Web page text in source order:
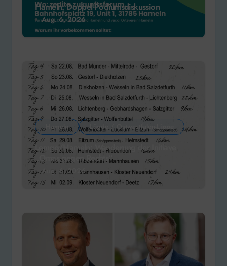
Hameln: Doppel-Podiumsdiskussion
Aug. 6, 2026
Hameln Lügde / Ostwestfalen-Lippe
Lemgo/Hameln: Wanderung der Initiave
„Omas gegen Rechts“
Aug. 6, 2026